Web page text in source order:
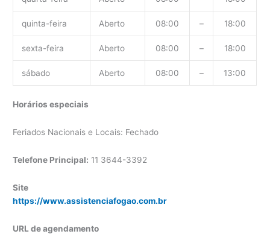
quinta-feira Aberto 08:00 – 18:00
sexta-feira Aberto 08:00 – 18:00
sábado Aberto 08:00 – 13:00
Horários especiais
Feriados Nacionais e Locais: Fechado
Telefone Principal: 11 3644-3392
Site
https://www.assistenciafogao.com.br
URL de agendamento